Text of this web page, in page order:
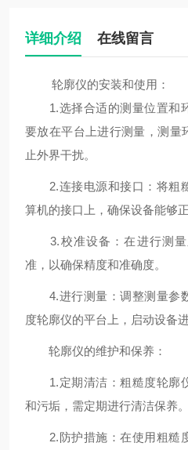
详细介绍 在线留言
轮廓仪的安装和使用：
1.选择合适的测量位置和
要放在平台上进行测量，测量
止外界干扰。
2.连接电源和接口：将粗
算机的接口上，确保设备能够正
3.校准设备：在进行测量
准，以确保精度和准确度。
4.进行测量：调整测量参
度轮廓仪的平台上，启动设备进
轮廓仪的维护和保养：
1.定期清洁：粗糙度轮廓
和污垢，需定期进行清洁保养。
2.防护措施：在使用粗糙